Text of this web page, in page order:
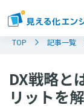
TOP 記事一覧
DX戦略と
リットを